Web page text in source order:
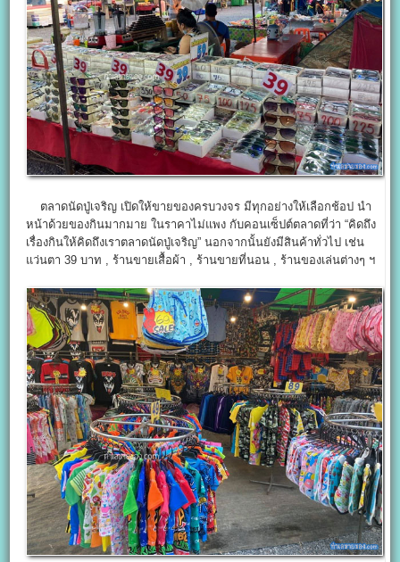
ตลาดนัดปู่เจริญ เปิดให้ขายของครบวงจร มีทุกอย่างให้เลือกช้อป นำ
หน้าด้วยของกินมากมาย ในราคาไม่แพง กับคอนเซ็ปต์ตลาดที่ว่า “คิดถึง
เรื่องกินให้คิดถึงเราตลาดนัดปู่เจริญ” นอกจากนั้นยังมีสินค้าทั่วไป เช่น
แว่นตา 39 บาท , ร้านขายเสื้อผ้า , ร้านขายที่นอน , ร้านของเล่นต่างๆ ฯ